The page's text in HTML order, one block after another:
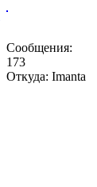
Сообщения:
173
Откуда: Imanta